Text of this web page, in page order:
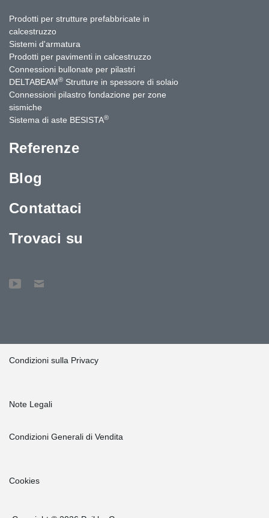
Prodotti per strutture prefabbricate in
calcestruzzo
Sistemi d'armatura
Prodotti per pavimenti in calcestruzzo
Connessioni bullonate per pilastri
DELTABEAM® Strutture in spessore di solaio
Connessioni pilastro fondazione per zone
sismiche
Sistema di aste BESISTA®
Referenze
Blog
Contattaci
Trovaci su
Condizioni sulla Privacy
Note Legali
Condizioni Generali di Vendita
Cookies